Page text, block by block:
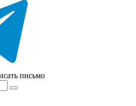
письмо